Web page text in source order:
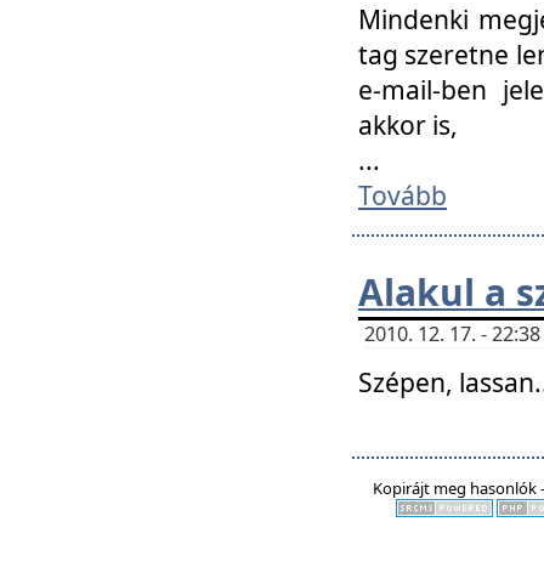
Mindenki
tag szeretne
e-mail-ben
akkor is,
...
Tovább
Alakul a
2010. 12. 17. -
Szépen,
Kopirájt meg hasonlók